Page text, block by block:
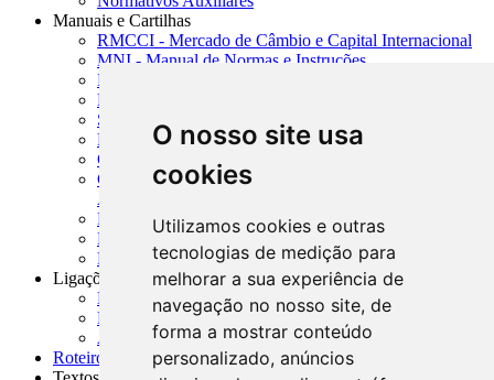
O nosso site usa
cookies
Utilizamos cookies e outras
tecnologias de medição para
melhorar a sua experiência de
navegação no nosso site, de
forma a mostrar conteúdo
personalizado, anúncios
Manuais e Cartilhas
RMCCI - Mercado de Câmbio e Capital Internacional
MNI - Manual de Normas e Instruções
MTVM - Manual de Títulos e Valores Mobiliários
MCR - Manual de Crédito Rural
SISORF - Manual de Organização do SFN
MASUP - Manual de Supervisão Bancária
CADOC - Catálogo de Documentos
CNAE-CONCLA - Classificação Nacional de
Atividades Econômicas
PMF - Cartilhas do BCB
Manuais Auxiliares do BCB e Cosif-e
Resenhas Diárias Governamentais
Ligações Externas
Links Úteis
Presidência da República
Agências Nacionais Reguladoras
Roteiros para Estudos